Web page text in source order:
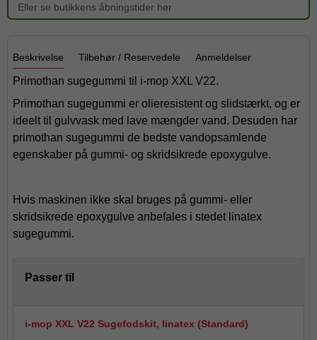
Eller se butikkens åbningstider her
Beskrivelse Tilbehør / Reservedele Anmeldelser
Primothan sugegummi til i-mop XXL V22.
Primothan sugegummi er olieresistent og slidstærkt, og er
ideelt til gulvvask med lave mængder vand. Desuden har
primothan sugegummi de bedste vandopsamlende
egenskaber på gummi- og skridsikrede epoxygulve.
Hvis maskinen ikke skal bruges på gummi- eller
skridsikrede epoxygulve anbefales i stedet linatex
sugegummi.
Passer til
i-mop XXL V22 Sugefodskit, linatex (Standard)